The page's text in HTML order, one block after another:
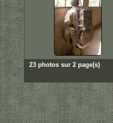
23 photos sur 2 page(s)